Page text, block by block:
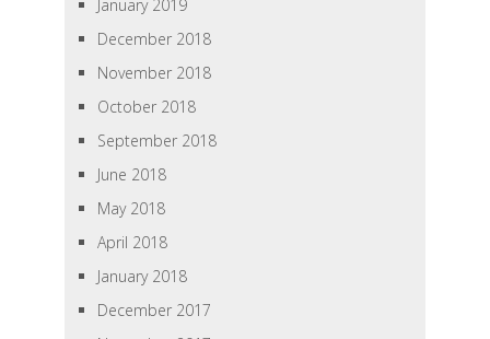
January 2019
December 2018
November 2018
October 2018
September 2018
June 2018
May 2018
April 2018
January 2018
December 2017